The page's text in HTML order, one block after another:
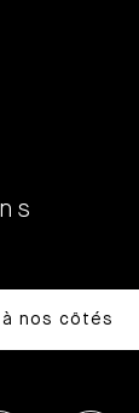
à nos côtés